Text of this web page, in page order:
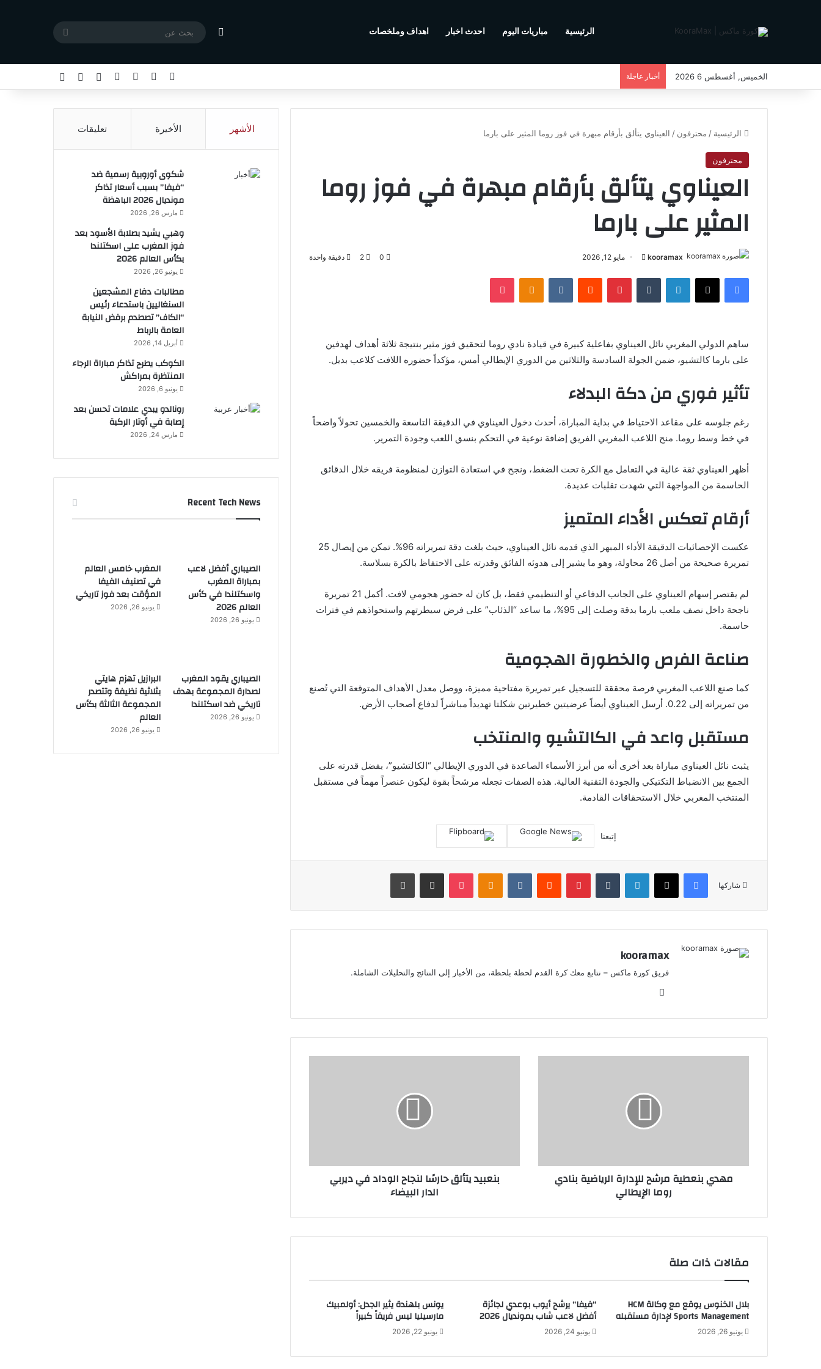
الرئيسية مباريات اليوم احدث اخبار اهداف وملخصات مقال عشوائي
بحث
الخميس, أغسطس 6 2026 أخبار عاجلة فيسبوك يوتيوب انستقرامتسجيل الدخول
مقال عشوائي
الرئيسية / محترفون / العيناوي يتألق بأرقام مبهرة في فوز روما المثير على بارما
محترفون
العيناوي يتألق بأرقام مبهرة في فوز روما
المثير على بارما
kooramax
ل
ي
د
إ
ي
ا
مايو 12, 2026 0
2 دقيقة واحدة
فيسبوك لينكدإن بينتيريست
ساهم الدولي المغربي نائل العيناوي بفاعلية كبيرة في قيادة نادي روما لتحقيق فوز مثير بنتيجة ثلاثة أهداف لهدفين
على بارما كالتشيو، ضمن الجولة السادسة والثلاثين من الدوري الإيطالي أمس، مؤكداً حضوره اللافت كلاعب بديل.
تأثير فوري من دكة البدلاء
رغم جلوسه على مقاعد الاحتياط في بداية المباراة، أحدث دخول العيناوي في الدقيقة التاسعة والخمسين تحولاً واضحاً
في خط وسط روما. منح اللاعب المغربي الفريق إضافة نوعية في التحكم بنسق اللعب وجودة التمرير.
أظهر العيناوي ثقة عالية في التعامل مع الكرة تحت الضغط، ونجح في استعادة التوازن لمنظومة فريقه خلال الدقائق
الحاسمة من المواجهة التي شهدت تقلبات عديدة.
أرقام تعكس الأداء المتميز
عكست الإحصائيات الدقيقة الأداء المبهر الذي قدمه نائل العيناوي، حيث بلغت دقة تمريراته 96%. تمكن من إيصال 25
تمريرة صحيحة من أصل 26 محاولة، وهو ما يشير إلى هدوئه الفائق وقدرته على الاحتفاظ بالكرة بسلاسة.
لم يقتصر إسهام العيناوي على الجانب الدفاعي أو التنظيمي فقط، بل كان له حضور هجومي لافت. أكمل 21 تمريرة
ناجحة داخل نصف ملعب بارما بدقة وصلت إلى 95%، ما ساعد “الذئاب” على فرض سيطرتهم واستحواذهم في فترات
حاسمة.
صناعة الفرص والخطورة الهجومية
كما صنع اللاعب المغربي فرصة محققة للتسجيل عبر تمريرة مفتاحية مميزة، ووصل معدل الأهداف المتوقعة التي تُصنع
من تمريراته إلى 0.22. أرسل العيناوي أيضاً عرضيتين خطيرتين شكلتا تهديداً مباشراً لدفاع أصحاب الأرض.
مستقبل واعد في الكالتشيو والمنتخب
يثبت نائل العيناوي مباراة بعد أخرى أنه من أبرز الأسماء الصاعدة في الدوري الإيطالي “الكالتشيو”، بفضل قدرته على
الجمع بين الانضباط التكتيكي والجودة التقنية العالية. هذه الصفات تجعله مرشحاً بقوة ليكون عنصراً مهماً في مستقبل
المنتخب المغربي خلال الاستحقاقات القادمة.
إتبعنا
شاركها
فيسبوك لينكدإن بينتيريست بوكيت
kooramax
فريق كورة ماكس – نتابع معك كرة القدم لحظة بلحظة، من الأخبار إلى النتائج والتحليلات الشاملة.
الوي
ب
مهدي بنعطية مرشح للإدارة الرياضية بنادي
روما الإيطالي
بنعبيد يتألق حارسًا لنجاح الوداد في ديربي
الدار البيضاء
مقالات ذات صلة
بلال الخنوس يوقع مع وكالة HCM
Sports Management لإدارة مستقبله
يونيو 26, 2026
“فيفا” يرشح أيوب بوعدي لجائزة
أفضل لاعب شاب بمونديال 2026
يونيو 24, 2026
يونس بلهندة يثير الجدل: أولمبيك
مارسيليا ليس فريقاً كبيراً
يونيو 22, 2026
الأشهر الأخيرة تعليقات
شكوى أوروبية رسمية ضد
“فيفا” بسبب أسعار تذاكر
مونديال 2026 الباهظة
مارس 26, 2026
وهبي يشيد بصلابة الأسود بعد
فوز المغرب على اسكتلندا
بكأس العالم 2026
يونيو 26, 2026
مطالبات دفاع المشجعين
السنغاليين باستدعاء رئيس
“الكاف” تصطدم برفض النيابة
العامة بالرباط
أبريل 14, 2026
الكوكب يطرح تذاكر مباراة الرجاء
المنتظرة بمراكش
يونيو 6, 2026
رونالدو يبدي علامات تحسن بعد
إصابة في أوتار الركبة
مارس 24, 2026
Recent Tech News
الصيباري أفضل لاعب
بمباراة المغرب
واسكتلندا في كأس
العالم 2026
يونيو 26, 2026
المغرب خامس العالم
في تصنيف الفيفا
المؤقت بعد فوز تاريخي
يونيو 26, 2026
الصيباري يقود المغرب
لصدارة المجموعة بهدف
تاريخي ضد اسكتلندا
يونيو 26, 2026
البرازيل تهزم هايتي
بثلاثية نظيفة وتتصدر
المجموعة الثالثة بكأس
العالم
يونيو 26, 2026